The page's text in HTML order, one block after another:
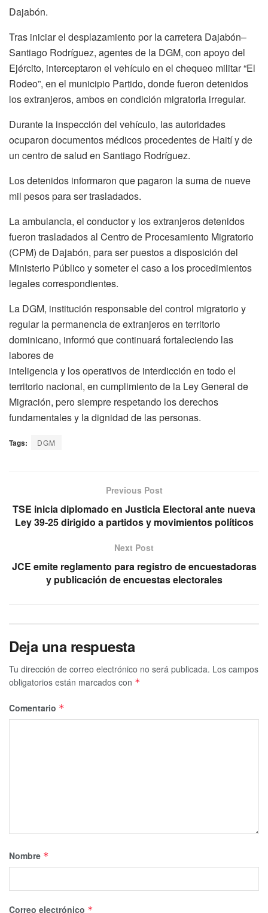
Dajabón.
Tras iniciar el desplazamiento por la carretera Dajabón–
Santiago Rodríguez, agentes de la DGM, con apoyo del
Ejército, interceptaron el vehículo en el chequeo militar “El
Rodeo”, en el municipio Partido, donde fueron detenidos
los extranjeros, ambos en condición migratoria irregular.
Durante la inspección del vehículo, las autoridades
ocuparon documentos médicos procedentes de Haití y de
un centro de salud en Santiago Rodríguez.
Los detenidos informaron que pagaron la suma de nueve
mil pesos para ser trasladados.
La ambulancia, el conductor y los extranjeros detenidos
fueron trasladados al Centro de Procesamiento Migratorio
(CPM) de Dajabón, para ser puestos a disposición del
Ministerio Público y someter el caso a los procedimientos
legales correspondientes.
La DGM, institución responsable del control migratorio y
regular la permanencia de extranjeros en territorio
dominicano, informó que continuará fortaleciendo las
labores de
inteligencia y los operativos de interdicción en todo el
territorio nacional, en cumplimiento de la Ley General de
Migración, pero siempre respetando los derechos
fundamentales y la dignidad de las personas.
Tags: DGM
Previous Post
TSE inicia diplomado en Justicia Electoral ante nueva
Ley 39-25 dirigido a partidos y movimientos políticos
Next Post
JCE emite reglamento para registro de encuestadoras
y publicación de encuestas electorales
Deja una respuesta
Tu dirección de correo electrónico no será publicada. Los campos
obligatorios están marcados con *
Comentario *
Nombre *
Correo electrónico *